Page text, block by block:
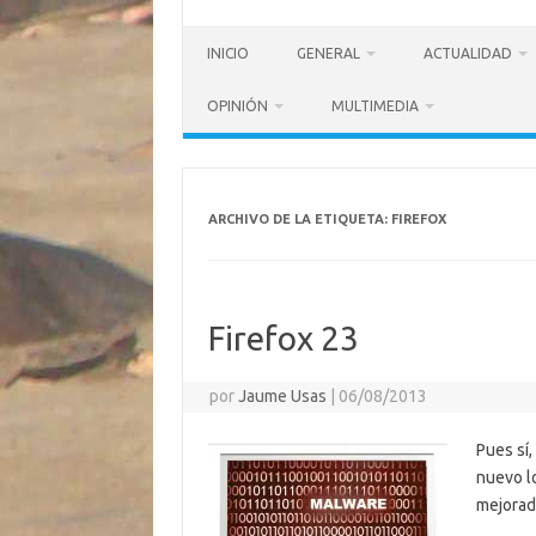
INICIO GENERAL ACTUALIDAD
OPINIÓN MULTIMEDIA
ARCHIVO DE LA ETIQUETA: FIREFOX
Firefox 23
porJaume Usas 06/08/2013
Pues
nuevo